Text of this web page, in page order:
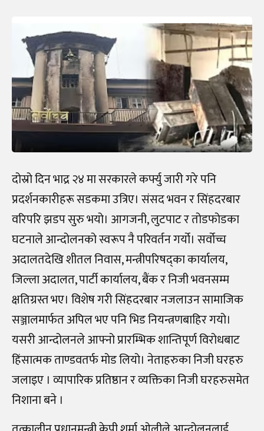
दोस्रो दिन भाद्र २४ मा सरकारले कर्फ्यु जारी गरे पनि
प्रदर्शनकारीहरू सडकमा उत्रिए। संसद भवन र सिंहदरबार
वरिपरि झडप सुरु भयो। आगजनी, लुटपाट र तोडफोडका
घटनाले आन्दोलनको स्वरूप नै परिवर्तन गर्यो। सर्वोच्च
अदालतदेखि शीतल निवास, मन्त्रीपरिषद्का कार्यालय,
जिल्ला अदालत, पार्टी कार्यालय, बैंक र निजी भवनसम्म
क्षतिग्रस्त भए। विशेष गरी सिंहदरबार नजलाउन सामाजिक
सञ्जालमार्फत अपिल भए पनि भिड नियन्त्रणबाहिर गयो।
यसरी आन्दोलनले आफ्नो प्रारम्भिक शान्तिपूर्ण विरोधबाट
हिंसात्मक ताण्डवतर्फ मोड लियो। नेताहरुका निजी घरहरु
जलाइए । व्यापारिक प्रतिष्ठान र व्यक्तिका निजी घरहरुसमेत
निशाना बने ।